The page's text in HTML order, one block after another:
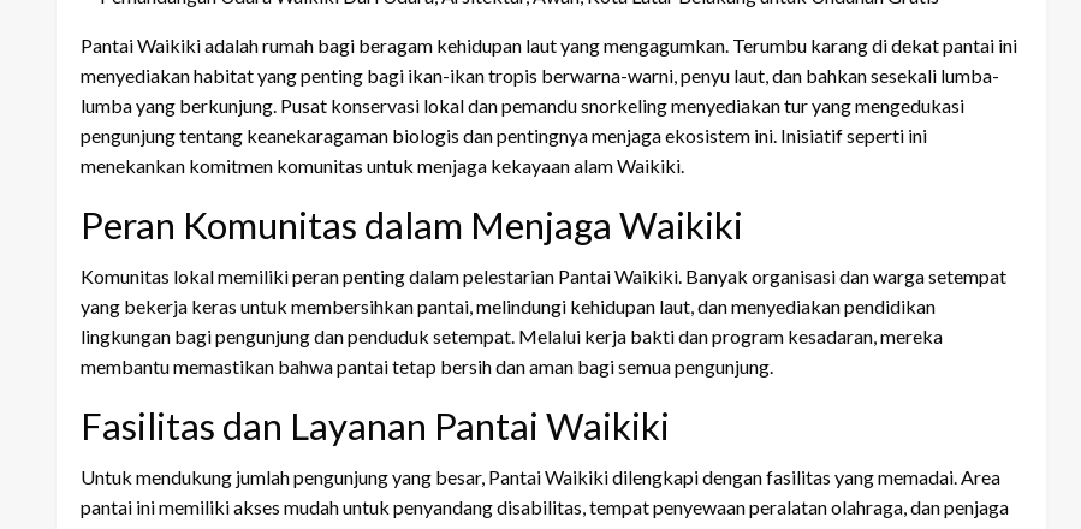
Pantai Waikiki adalah rumah bagi beragam kehidupan laut yang mengagumkan. Terumbu karang di dekat pantai ini
menyediakan habitat yang penting bagi ikan-ikan tropis berwarna-warni, penyu laut, dan bahkan sesekali lumba-
lumba yang berkunjung. Pusat konservasi lokal dan pemandu snorkeling menyediakan tur yang mengedukasi
pengunjung tentang keanekaragaman biologis dan pentingnya menjaga ekosistem ini. Inisiatif seperti ini
menekankan komitmen komunitas untuk menjaga kekayaan alam Waikiki.
Peran Komunitas dalam Menjaga Waikiki
Komunitas lokal memiliki peran penting dalam pelestarian Pantai Waikiki. Banyak organisasi dan warga setempat
yang bekerja keras untuk membersihkan pantai, melindungi kehidupan laut, dan menyediakan pendidikan
lingkungan bagi pengunjung dan penduduk setempat. Melalui kerja bakti dan program kesadaran, mereka
membantu memastikan bahwa pantai tetap bersih dan aman bagi semua pengunjung.
Fasilitas dan Layanan Pantai Waikiki
Untuk mendukung jumlah pengunjung yang besar, Pantai Waikiki dilengkapi dengan fasilitas yang memadai. Area
pantai ini memiliki akses mudah untuk penyandang disabilitas, tempat penyewaan peralatan olahraga, dan penjaga